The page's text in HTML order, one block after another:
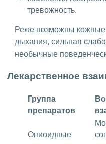
тревожность.
Реже возможны кожные
дыхания, сильная
необычные
Лекарственное
Группа
препаратов
Опиоидные